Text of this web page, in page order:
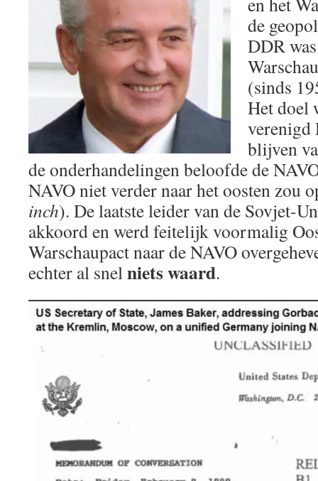
de
DDR
(sinds
Het doel
verenigd
blijven
de onderhandelingen beloofde de
NAVO niet verder naar het oosten zou
inch). De laatste leider van de Sovjet-
akkoord en werd feitelijk voormalig
Warschaupact naar de NAVO
echter al snelniets waard.